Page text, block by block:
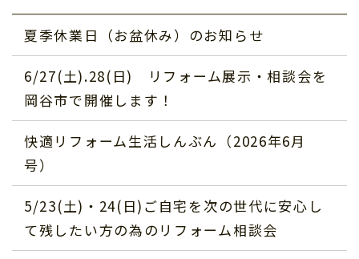
夏季休業日（お盆休み）のお知らせ
6/27(土).28(日) リフォーム展示・相談会を
岡谷市で開催します！
快適リフォーム生活しんぶん（2026年6月
号）
5/23(土)・24(日)ご自宅を次の世代に安心し
て残したい方の為のリフォーム相談会